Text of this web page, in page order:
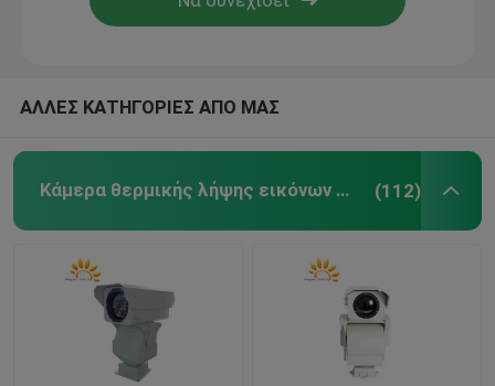
ΑΛΛΕΣ ΚΑΤΗΓΟΡΙΕΣ ΑΠΟ ΜΑΣ
Κάμερα θερμικής λήψης εικόνων PTZ (112)